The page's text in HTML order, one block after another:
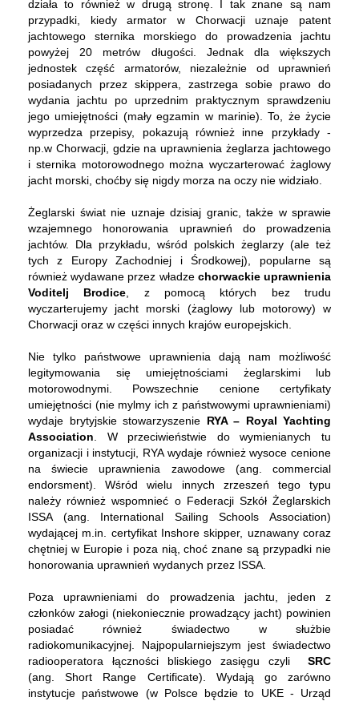
działa to również w drugą stronę. I tak znane są nam
przypadki, kiedy armator w Chorwacji uznaje patent
jachtowego sternika morskiego do prowadzenia jachtu
powyżej 20 metrów długości. Jednak dla większych
jednostek część armatorów, niezależnie od uprawnień
posiadanych przez skippera, zastrzega sobie prawo do
wydania jachtu po uprzednim praktycznym sprawdzeniu
jego umiejętności (mały egzamin w marinie). To, że życie
wyprzedza przepisy, pokazują również inne przykłady -
np.w Chorwacji, gdzie na uprawnienia żeglarza jachtowego
i sternika motorowodnego można wyczarterować żaglowy
jacht morski, choćby się nigdy morza na oczy nie widziało.
Żeglarski świat nie uznaje dzisiaj granic, także w sprawie
wzajemnego honorowania uprawnień do prowadzenia
jachtów. Dla przykładu, wśród polskich żeglarzy (ale też
tych z Europy Zachodniej i Środkowej), popularne są
również wydawane przez władze chorwackie uprawnienia
Voditelj Brodice, z pomocą których bez trudu
wyczarterujemy jacht morski (żaglowy lub motorowy) w
Chorwacji oraz w części innych krajów europejskich.
Nie tylko państwowe uprawnienia dają nam możliwość
legitymowania się umiejętnościami żeglarskimi lub
motorowodnymi. Powszechnie cenione certyfikaty
umiejętności (nie mylmy ich z państwowymi uprawnieniami)
wydaje brytyjskie stowarzyszenie RYA – Royal Yachting
Association. W przeciwieństwie do wymienianych tu
organizacji i instytucji, RYA wydaje również wysoce cenione
na świecie uprawnienia zawodowe (ang. commercial
endorsment). Wśród wielu innych zrzeszeń tego typu
należy również wspomnieć o Federacji Szkół Żeglarskich
ISSA (ang. International Sailing Schools Association)
wydającej m.in. certyfikat Inshore skipper, uznawany coraz
chętniej w Europie i poza nią, choć znane są przypadki nie
honorowania uprawnień wydanych przez ISSA.
Poza uprawnieniami do prowadzenia jachtu, jeden z
członków załogi (niekoniecznie prowadzący jacht) powinien
posiadać również świadectwo w służbie
radiokomunikacyjnej. Najpopularniejszym jest świadectwo
radiooperatora łączności bliskiego zasięgu czyli SRC
(ang. Short Range Certificate). Wydają go zarówno
instytucje państwowe (w Polsce będzie to UKE - Urząd